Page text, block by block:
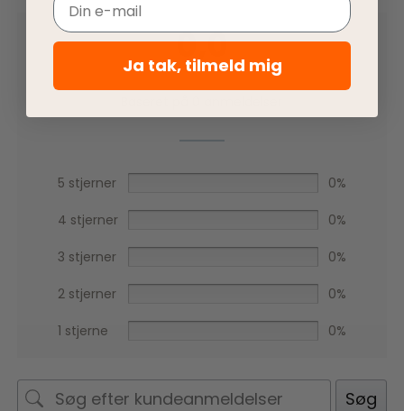
0,0
5 stjerner 0%
4 stjerner 0%
3 stjerner 0%
2 stjerner 0%
1 stjerne 0%
Søg
Ja tak, tilmeld mig